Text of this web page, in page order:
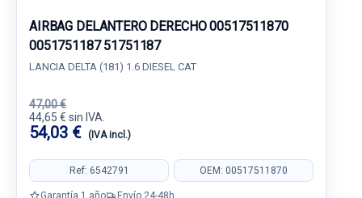
AIRBAG DELANTERO DERECHO 00517511870
0051751187 51751187
LANCIA DELTA (181) 1.6 DIESEL CAT
47,00 €
44,65 € sin IVA.
54,03 € (IVA incl.)
Ref: 6542791 OEM: 00517511870
Garantía 1 año Envío 24-48h